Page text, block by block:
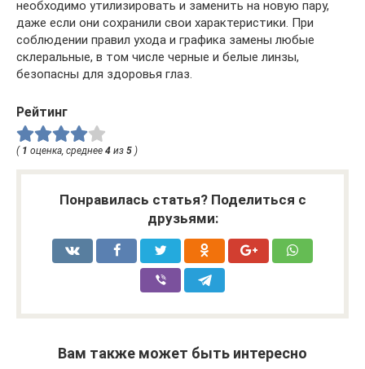
необходимо утилизировать и заменить на новую пару,
даже если они сохранили свои характеристики. При
соблюдении правил ухода и графика замены любые
склеральные, в том числе черные и белые линзы,
безопасны для здоровья глаз.
Рейтинг
( 1 оценка, среднее 4 из 5 )
Понравилась статья? Поделиться с
друзьями:
Вам также может быть интересно